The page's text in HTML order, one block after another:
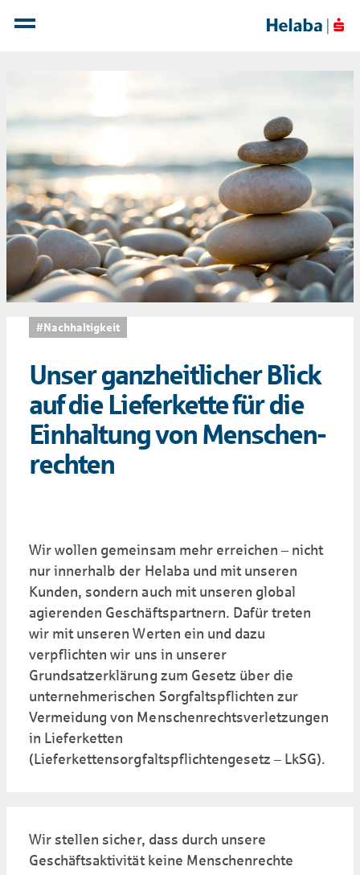
#Nachhaltigkeit
Unser ganzheitlicher Blick
auf die Lieferkette für die
Einhaltung von Menschen­
rechten
Wir wollen gemeinsam mehr erreichen – nicht
nur innerhalb der Helaba und mit unseren
Kunden, sondern auch mit unseren global
agierenden Geschäftspartnern. Dafür treten
wir mit unseren Werten ein und dazu
verpflichten wir uns in unserer
Grundsatzerklärung zum Gesetz über die
unternehmerischen Sorgfaltspflichten zur
Vermeidung von Menschen­rechts­verletzungen
in Lieferketten
(Lieferkettensorgfaltspflichtengesetz – LkSG).
Wir stellen sicher, dass durch unsere
Geschäftsaktivität keine Menschenrechte